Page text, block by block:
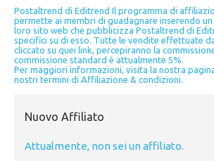
Postaltrend di Editrend Il programma di
permette ai membri di guadagnare inserendo
loro sito web che pubblicizza Postaltrend di
specifici su di esso. Tutte le vendite effettuate
cliccato su quei link, percepiranno la
commissione standard è attualmente 5%.
Per maggiori informazioni, visita la nostra
nostri termini di Affiliazione & condizioni.
Nuovo Affiliato
Attualmente, non sei un affiliato.